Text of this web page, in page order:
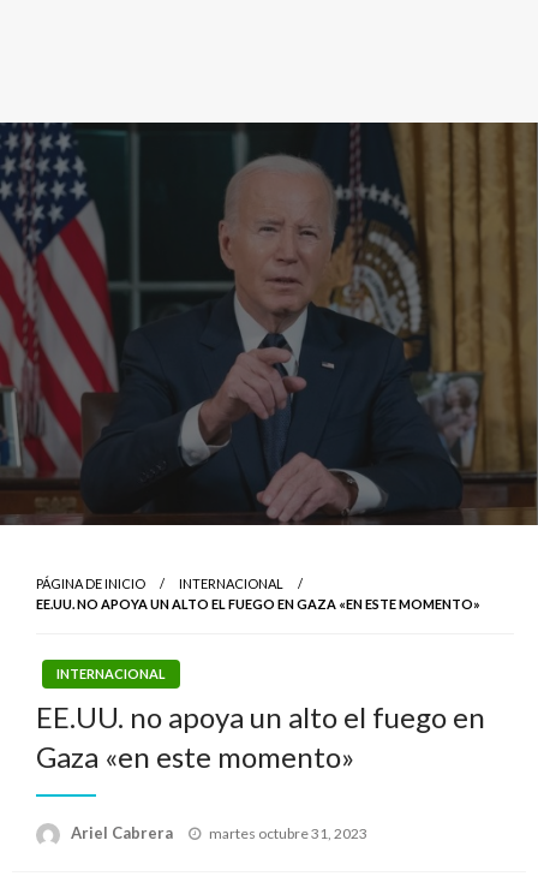
PÁGINA DE INICIO
INTERNACIONAL
EE.UU. NO APOYA UN ALTO EL FUEGO EN GAZA «EN ESTE MOMENTO»
INTERNACIONAL
EE.UU. no apoya un alto el fuego en
Gaza «en este momento»
Ariel Cabrera
Publicado
martes octubre 31, 2023